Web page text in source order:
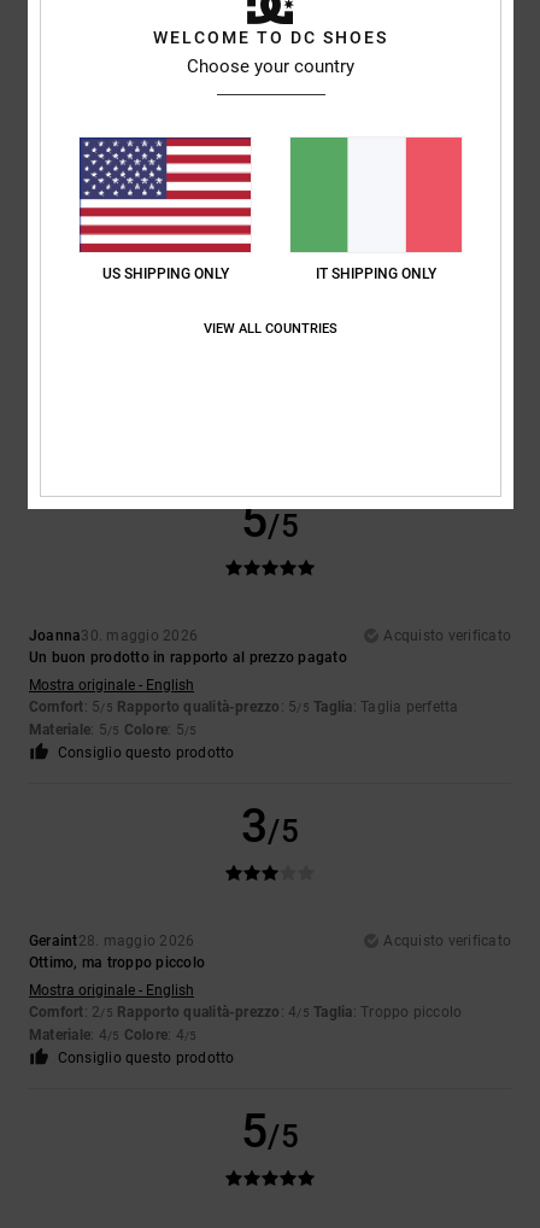
8. giugno 2026
Acquisto verificato
Mostra originale - Français
Consiglio questo prodotto
5
1. giugno 2026
5/5
Joanna30. maggio 2026
Acquisto verificato
Un buon prodotto in rapporto al prezzo pagato
Mostra originale - English
Comfort: 5/5 Rapporto qualità-prezzo : 5/5 Taglia: Taglia perfetta
Materiale: 5/5 Colore: 5/5
Consiglio questo prodotto
3/5
Geraint28. maggio 2026
Acquisto verificato
Ottimo, ma troppo piccolo
Mostra originale - English
Comfort: 2/5 Rapporto qualità-prezzo : 4/5 Taglia: Troppo piccolo
Materiale: 4/5 Colore: 4/5
Consiglio questo prodotto
5/5
WELCOME TO DC SHOES
Choose your country
US SHIPPING ONLY IT SHIPPING ONLY
VIEW ALL COUNTRIES